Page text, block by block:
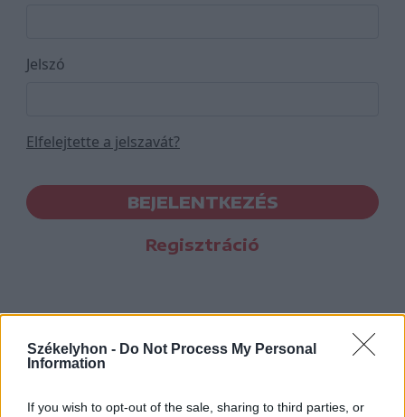
Székelyhon - Do Not Process My Personal
Information
If you wish to opt-out of the sale, sharing to third parties, or
Jelszó
Elfelejtette a jelszavát?
BEJELENTKEZÉS
Regisztráció